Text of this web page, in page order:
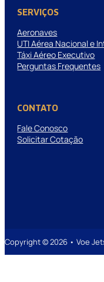
SERVIÇOS
Aeronaves
UTI Aérea Nacional e
Táxi Aéreo Executivo
Perguntas Frequentes
CONTATO
Fale Conosco
Solicitar Cotação
Copyright © 2026 • Voe